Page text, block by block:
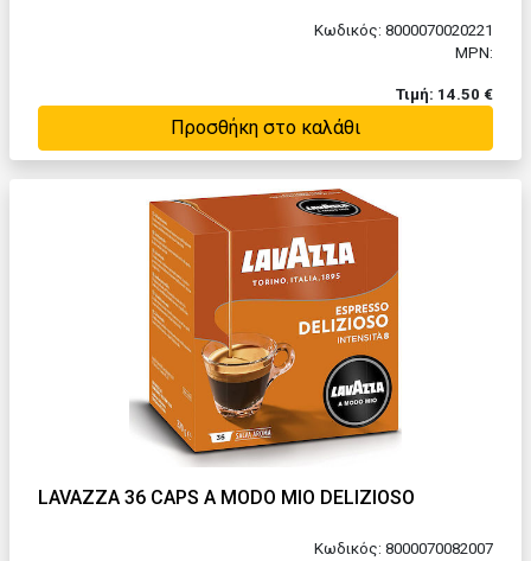
Κωδικός: 8000070020221
MPN:
Τιμή: 14.50 €
Προσθήκη στο καλάθι
LAVAZZA 36 CAPS A MODO MIO DELIZIOSO
Κωδικός: 8000070082007